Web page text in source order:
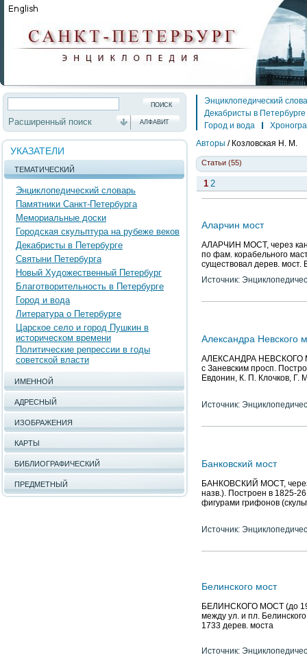
Расширенный поиск АЛФАВИТ
УКАЗАТЕЛИ
ТЕМАТИЧЕСКИЙ
Энциклопедический словарь
Памятники Санкт-Петербурга
Мемориальные доски
Городская скульптура на рубеже веков
Декабристы в Петербурге
Святыни Петербурга
Новый Художественный Петербург
Благотворительность в Петербурге
Город и вода
Литература о Петербурге
Царское село и город Пушкин в
историческом времени
Политические репрессии в годы
советской власти
ИМЕННОЙ
АДРЕСНЫЙ
ИЗОБРАЖЕНИЯ
КАРТЫ
БИБЛИОГРАФИЧЕСКИЙ
ПРЕДМЕТНЫЙ
Энциклопедический
Декабристы в Петербурге
Город и вода
Авторы / Козловская Н. М.
Статьи (55)
1 2
Аларчин мост
АЛАРЧИН МОСТ, через кан.
по фам. корабельного
существовал дерев.
Источник:
Александра Невского
АЛЕКСАНДРА НЕВСКОГО
с Заневским просп.
Евдонин, К. П. Клочков,
Источник:
Банковский мост
БАНКОВСКИЙ МОСТ, через
назв.). Построен в 1825-
фигурами грифонов
Источник:
Белинского мост
БЕЛИНСКОГО МОСТ (до
между ул. и пл.
1733 дерев. моста
Источник: